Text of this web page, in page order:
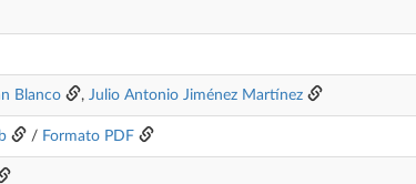
Blanco , Julio Antonio Jiménez Martínez
/ Formato PDF